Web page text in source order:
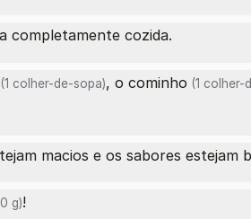
completamente cozida.
(1 colher-de-sopa), o cominho (1 colher-
macios e os sabores estejam
g)!